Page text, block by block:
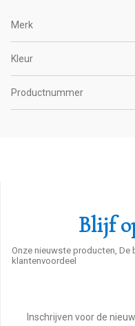
Merk
Kleur
Productnummer
Blijf
Onze nieuwste producten, De
klantenvoordeel
mailadres